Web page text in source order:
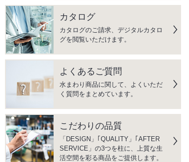
カタログ
カタログのご請求、デジタルカタロ
グを閲覧いただけます。
よくあるご質問
水まわり商品に関して、よくいただ
く質問をまとめています。
こだわりの品質
「DESIGN」｢QUALITY」｢AFTER
SERVICE」の3つを柱に、上質な生
活空間を彩る商品をご提供します。